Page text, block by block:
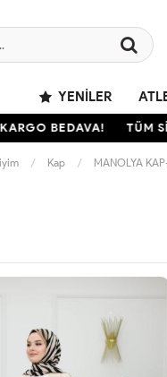
YENILER
BEDAVA! TÜM
Kap MANOLYA